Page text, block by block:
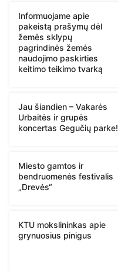
Informuojame apie
pakeistą prašymų dėl
žemės sklypų
pagrindinės žemės
naudojimo paskirties
keitimo teikimo tvarką
Jau šiandien – Vakarės
Urbaitės ir grupės
koncertas Gegučių parke!
Miesto gamtos ir
bendruomenės festivalis
„Drevės“
KTU mokslininkas apie
grynuosius pinigus